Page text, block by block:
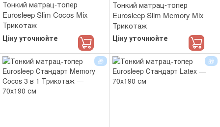
Тонкий матрац-топер
Eurosleep Slim Cocos Mix
Трикотаж
Ціну уточнюйте
Тонкий матрац-топер
Eurosleep Slim Memory Mix
Трикотаж
Ціну уточнюйте